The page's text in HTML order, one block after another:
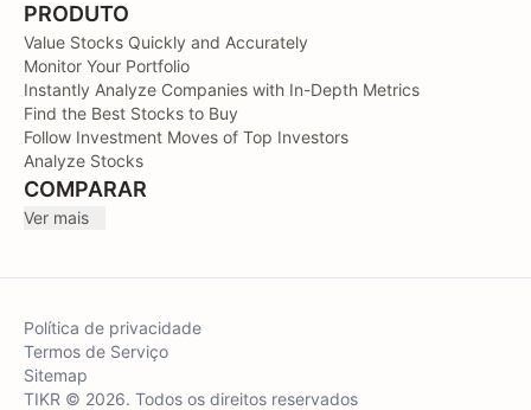
PRODUTO
Value Stocks Quickly and Accurately
Monitor Your Portfolio
Instantly Analyze Companies with In-Depth Metrics
Find the Best Stocks to Buy
Follow Investment Moves of Top Investors
Analyze Stocks
COMPARAR
Ver mais
Política de privacidade
Termos de Serviço
Sitemap
TIKR © 2026. Todos os direitos reservados